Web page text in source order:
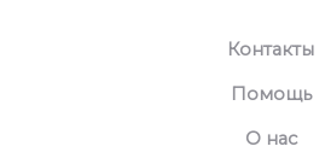
Контакты
Помощь
О нас